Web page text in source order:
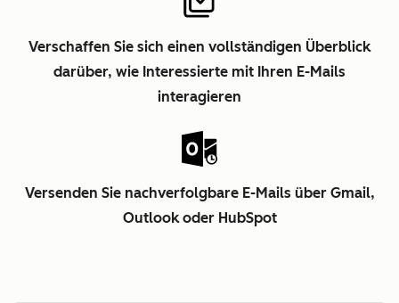
Verschaffen Sie sich einen vollständigen Überblick
darüber, wie Interessierte mit Ihren E-Mails
interagieren
Versenden Sie nachverfolgbare E-Mails über Gmail,
Outlook oder HubSpot